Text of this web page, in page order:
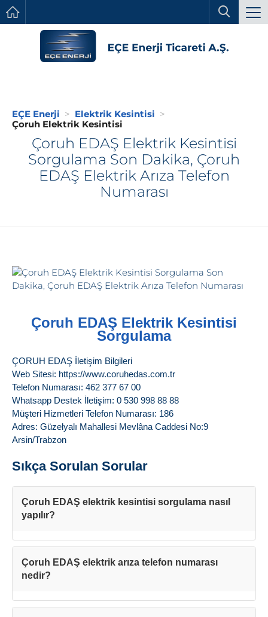
EÇE Enerji
Elektrik Kesintisi
Çoruh Elektrik Kesintisi
Çoruh EDAŞ Elektrik Kesintisi
Sorgulama Son Dakika, Çoruh
EDAŞ Elektrik Arıza Telefon
Numarası
Çoruh EDAŞ Elektrik Kesintisi
Sorgulama
ÇORUH EDAŞ İletişim Bilgileri
Web Sitesi: https://www.coruhedas.com.tr
Telefon Numarası: 462 377 67 00
Whatsapp Destek İletişim: 0 530 998 88 88
Müşteri Hizmetleri Telefon Numarası: 186
Adres: Güzelyalı Mahallesi Mevlâna Caddesi No:9
Arsin/Trabzon
Sıkça Sorulan Sorular
Çoruh EDAŞ elektrik kesintisi sorgulama nasıl
yapılır?
Çoruh EDAŞ elektrik arıza telefon numarası
nedir?